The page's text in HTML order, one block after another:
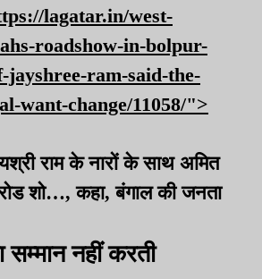
lagatar.in/west-
roadshow-in-bolpur-
jayshree-ram-said-the-
want-change/11058/">
राम के नारों के साथ अमित
शो…, कहा, बंगाल की जनता
सम्मान नहीं करती